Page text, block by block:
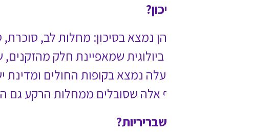
סרטן ומחלות ריאה. בנוסף בתחום שלנו יש מדד
שהיא בעצם צומת בין זקנה בריאה לזקנה החולנית.
בקופות החולים ומדינת ישראל יכולה לשלוף את הנתונים האלה בקלות
גם הם יצטרכו להישאר בבית".